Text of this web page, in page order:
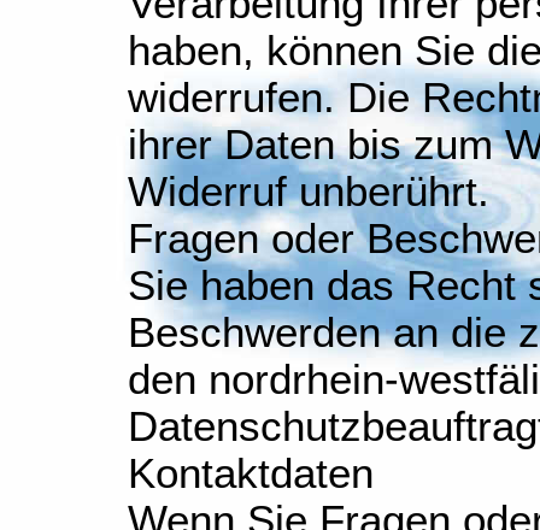
haben, können Sie
widerrufen. Die
ihrer Daten bis zum
Widerruf unberührt.
Fragen oder
Sie haben das Recht
Beschwerden an die
den nordrhein-
Kontaktdaten
Wenn Sie Fragen